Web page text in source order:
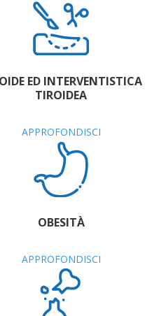
ED INTERVENTISTICA
TIROIDEA
APPROFONDISCI
OBESITÀ
APPROFONDISCI